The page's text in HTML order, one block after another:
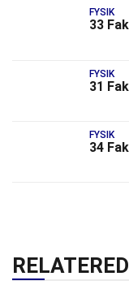
FYSIK
33
FYSIK
31
FYSIK
34